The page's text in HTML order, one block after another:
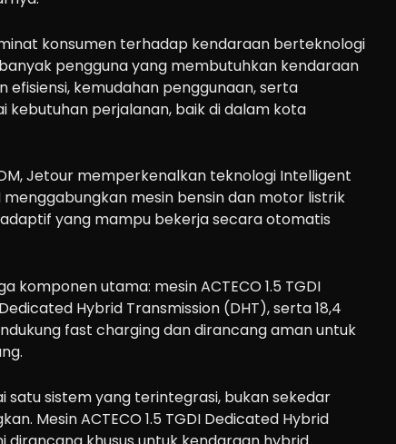
konsumen terhadap kendaraan berteknologi
pengguna yang membutuhkan kendaraan
kemudahan penggunaan, serta
kebutuhan perjalanan, baik di dalam kota
Jetour memperkenalkan teknologi Intelligent
menggabungkan mesin bensin dan motor listrik
yang mampu bekerja secara otomatis
komponen utama: mesin ACTECO 1.5 TGDI
Hybrid Transmission (DHT), serta 18,4
fast charging dan dirancang aman untuk
satu sistem yang terintegrasi, bukan sekedar
Mesin ACTECO 1.5 TGDI Dedicated Hybrid